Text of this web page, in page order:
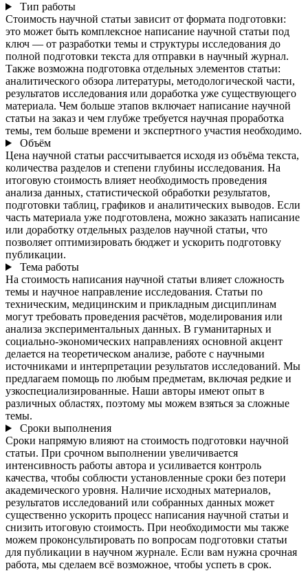
Тип работы
Стоимость научной статьи зависит от формата подготовки:
это может быть комплексное написание научной статьи под
ключ — от разработки темы и структуры исследования до
полной подготовки текста для отправки в научный журнал.
Также возможна подготовка отдельных элементов статьи:
аналитического обзора литературы, методологической части,
результатов исследования или доработка уже существующего
материала. Чем больше этапов включает написание научной
статьи на заказ и чем глубже требуется научная проработка
темы, тем больше времени и экспертного участия необходимо.
Объём
Цена научной статьи рассчитывается исходя из объёма текста,
количества разделов и степени глубины исследования. На
итоговую стоимость влияет необходимость проведения
анализа данных, статистической обработки результатов,
подготовки таблиц, графиков и аналитических выводов. Если
часть материала уже подготовлена, можно заказать написание
или доработку отдельных разделов научной статьи, что
позволяет оптимизировать бюджет и ускорить подготовку
публикации.
Тема работы
На стоимость написания научной статьи влияет сложность
темы и научное направление исследования. Статьи по
техническим, медицинским и прикладным дисциплинам
могут требовать проведения расчётов, моделирования или
анализа экспериментальных данных. В гуманитарных и
социально-экономических направлениях основной акцент
делается на теоретическом анализе, работе с научными
источниками и интерпретации результатов исследований. Мы
предлагаем помощь по любым предметам, включая редкие и
узкоспециализированные. Наши авторы имеют опыт в
различных областях, поэтому мы можем взяться за сложные
темы.
Сроки выполнения
Сроки напрямую влияют на стоимость подготовки научной
статьи. При срочном выполнении увеличивается
интенсивность работы автора и усиливается контроль
качества, чтобы соблюсти установленные сроки без потери
академического уровня. Наличие исходных материалов,
результатов исследований или собранных данных может
существенно ускорить процесс написания научной статьи и
снизить итоговую стоимость. При необходимости мы также
можем проконсультировать по вопросам подготовки статьи
для публикации в научном журнале. Если вам нужна срочная
работа, мы сделаем всё возможное, чтобы успеть в срок.